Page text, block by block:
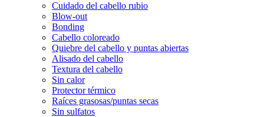
Cuidado del cabello rubio
Blow-out
Bonding
Cabello coloreado
Quiebre del cabello y puntas abiertas
Alisado del cabello
Textura del cabello
Sin calor
Protector térmico
Raíces grasosas/puntas secas
Sin sulfatos